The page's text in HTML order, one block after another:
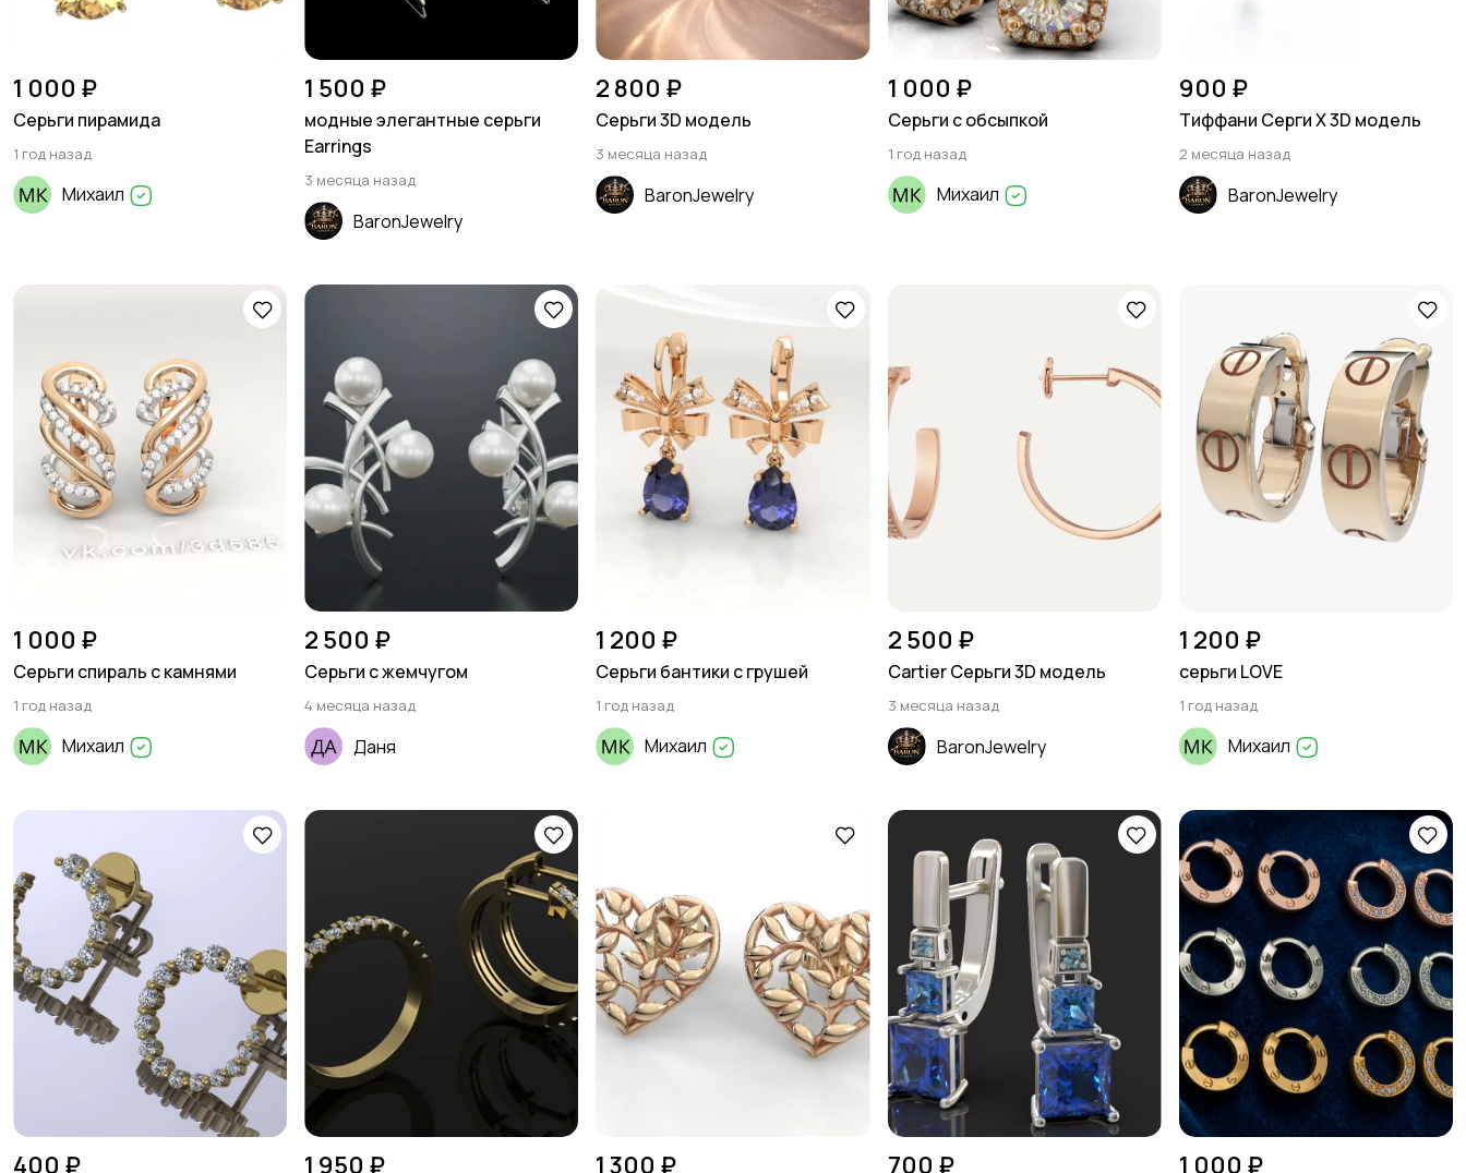
1 000 ₽
Серьги пирамида
1 год назад
Михаил
1 500 ₽
модные элегантные серьги
Earrings
3 месяца назад
BaronJewelry
2 800 ₽
Серьги 3D модель
3 месяца назад
BaronJewelry
1 000 ₽
Серьги с обсыпкой
1 год назад
Михаил
900 ₽
Тиффани Серги X 3D модель
2 месяца назад
BaronJewelry
1 000 ₽
Серьги спираль с камнями
1 год назад
Михаил
2 500 ₽
Серьги с жемчугом
4 месяца назад
Даня
1 200 ₽
Серьги бантики с грушей
1 год назад
Михаил
2 500 ₽
Cartier Серьги 3D модель
3 месяца назад
BaronJewelry
1 200 ₽
серьги LOVE
1 год назад
Михаил
400 ₽ 1 950 ₽ 1 300 ₽ 700 ₽ 1 000 ₽